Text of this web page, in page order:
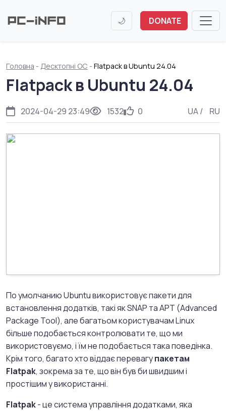
🌙 DONATE
Головна - Десктопні ОС -Flatpack в Ubuntu 24.04
Flatpack в Ubuntu 24.04
2024-04-29 23:49 1532 0 UA/ RU
По умолчанию Ubuntu використовує пакети для
встановлення додатків, такі як SNAP та APT (Advanced
Package Tool), але багатьом користувачам Linux
більше подобається контролювати те, що ми
використовуємо, і їм не подобається така поведінка.
Крім того, багато хто віддає перевагупакетам
Flatpak, зокрема за те, що він був би швидшим і
простішим у використанні.
Flatpak- це система управління додатками, яка